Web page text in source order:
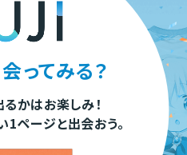
会ってみる？
るかはお楽しみ！
1ページと出会おう。